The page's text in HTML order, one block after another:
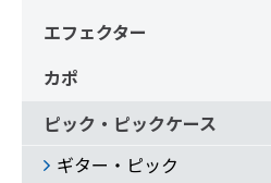
エフェクター
カポ
ピック・ピックケース
ギター・ピック